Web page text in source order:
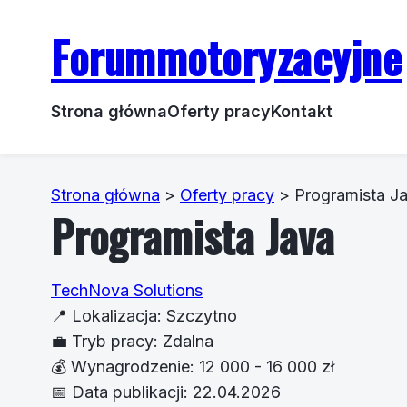
Forummotoryzacyjne
Strona głównaOferty pracyKontakt
Strona główna > Oferty pracy > Programista
Programista Java
TechNova Solutions
📍 Lokalizacja: Szczytno
💼 Tryb pracy: Zdalna
💰 Wynagrodzenie: 12 000 - 16 000 zł
📅 Data publikacji: 22.04.2026